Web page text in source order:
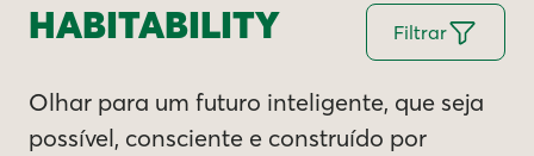
HABITABILITY Filtrar
Olhar para um futuro inteligente, que seja
possível, consciente e construído por